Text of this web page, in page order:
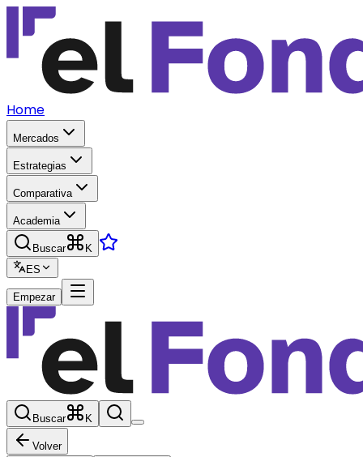
Home
Mercados
Estrategias
Comparativa
Academia
Buscar
K
ES
Empezar
Buscar K
Volver